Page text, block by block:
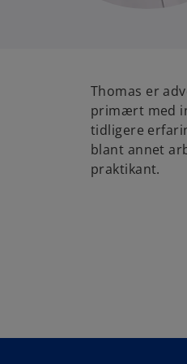
Thomas er
primært med
tidligere
blant annet
praktikant.